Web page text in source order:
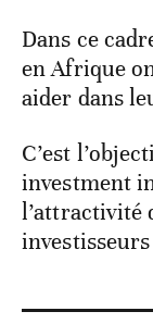
Dans ce
en Afrique
aider dans
C’est
investment
l’attractivité